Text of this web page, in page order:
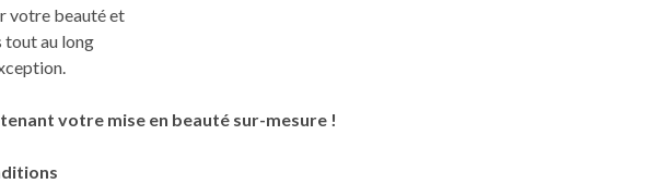
votre beauté et
tout au long
votre mise en beauté sur-mesure !